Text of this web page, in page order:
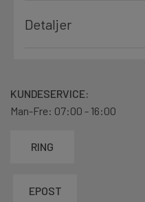
Detaljer
KUNDESERVICE:
Man-Fre: 07:00 - 16:00
RING
EPOST